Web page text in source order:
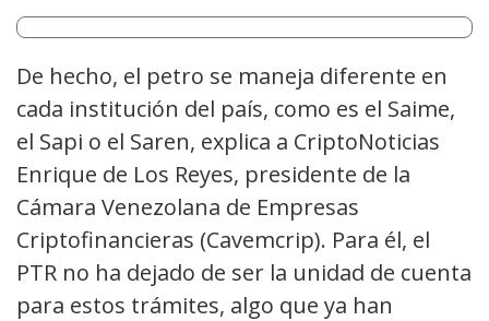
De hecho, el petro se maneja diferente en
cada institución del país, como es el Saime,
el Sapi o el Saren, explica a CriptoNoticias
Enrique de Los Reyes, presidente de la
Cámara Venezolana de Empresas
Criptofinancieras (Cavemcrip). Para él, el
PTR no ha dejado de ser la unidad de cuenta
para estos trámites, algo que ya han